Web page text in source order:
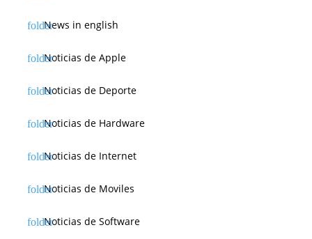
News in english
Noticias de Apple
Noticias de Deporte
Noticias de Hardware
Noticias de Internet
Noticias de Moviles
Noticias de Software